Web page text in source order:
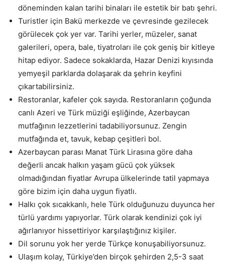
döneminden kalan tarihi binaları ile estetik bir batı şehri.
Turistler için Bakü merkezde ve çevresinde gezilecek
görülecek çok yer var. Tarihi yerler, müzeler, sanat
galerileri, opera, bale, tiyatroları ile çok geniş bir kitleye
hitap ediyor. Sadece sokaklarda, Hazar Denizi kıyısında
yemyeşil parklarda dolaşarak da şehrin keyfini
çıkartabilirsiniz.
Restoranlar, kafeler çok sayıda. Restoranların çoğunda
canlı Azeri ve Türk müziği eşliğinde, Azerbaycan
mutfağının lezzetlerini tadabiliyorsunuz. Zengin
mutfağında et, tavuk, kebap çeşitleri bol.
Azerbaycan parası Manat Türk Lirasına göre daha
değerli ancak halkın yaşam gücü çok yüksek
olmadığından fiyatlar Avrupa ülkelerinde tatil yapmaya
göre bizim için daha uygun fiyatlı.
Halkı çok sıcakkanlı, hele Türk olduğunuzu duyunca her
türlü yardımı yapıyorlar. Türk olarak kendinizi çok iyi
ağırlanıyor hissettiriyor karşılaştığınız kişiler.
Dil sorunu yok her yerde Türkçe konuşabiliyorsunuz.
Ulaşım kolay, Türkiye’den birçok şehirden 2,5-3 saat